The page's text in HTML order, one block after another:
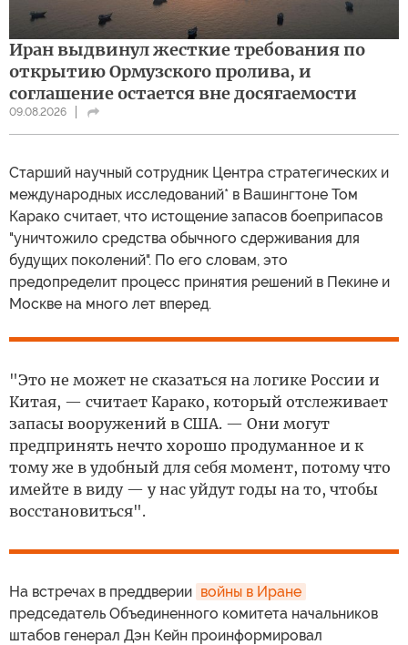
Иран выдвинул жесткие требования по
открытию Ормузского пролива, и
соглашение остается вне досягаемости
09.08.2026
Cтарший научный сотрудник Центра стратегических и
международных исследований* в Вашингтоне Том
Карако считает, что истощение запасов боеприпасов
"уничтожило средства обычного сдерживания для
будущих поколений". По его словам, это
предопределит процесс принятия решений в Пекине и
Москве на много лет вперед.
"Это не может не сказаться на логике России и
Китая, — считает Карако, который отслеживает
запасы вооружений в США. — Они могут
предпринять нечто хорошо продуманное и к
тому же в удобный для себя момент, потому что
имейте в виду — у нас уйдут годы на то, чтобы
восстановиться".
На встречах в преддверии войны в Иране
председатель Объединенного комитета начальников
штабов генерал Дэн Кейн проинформировал